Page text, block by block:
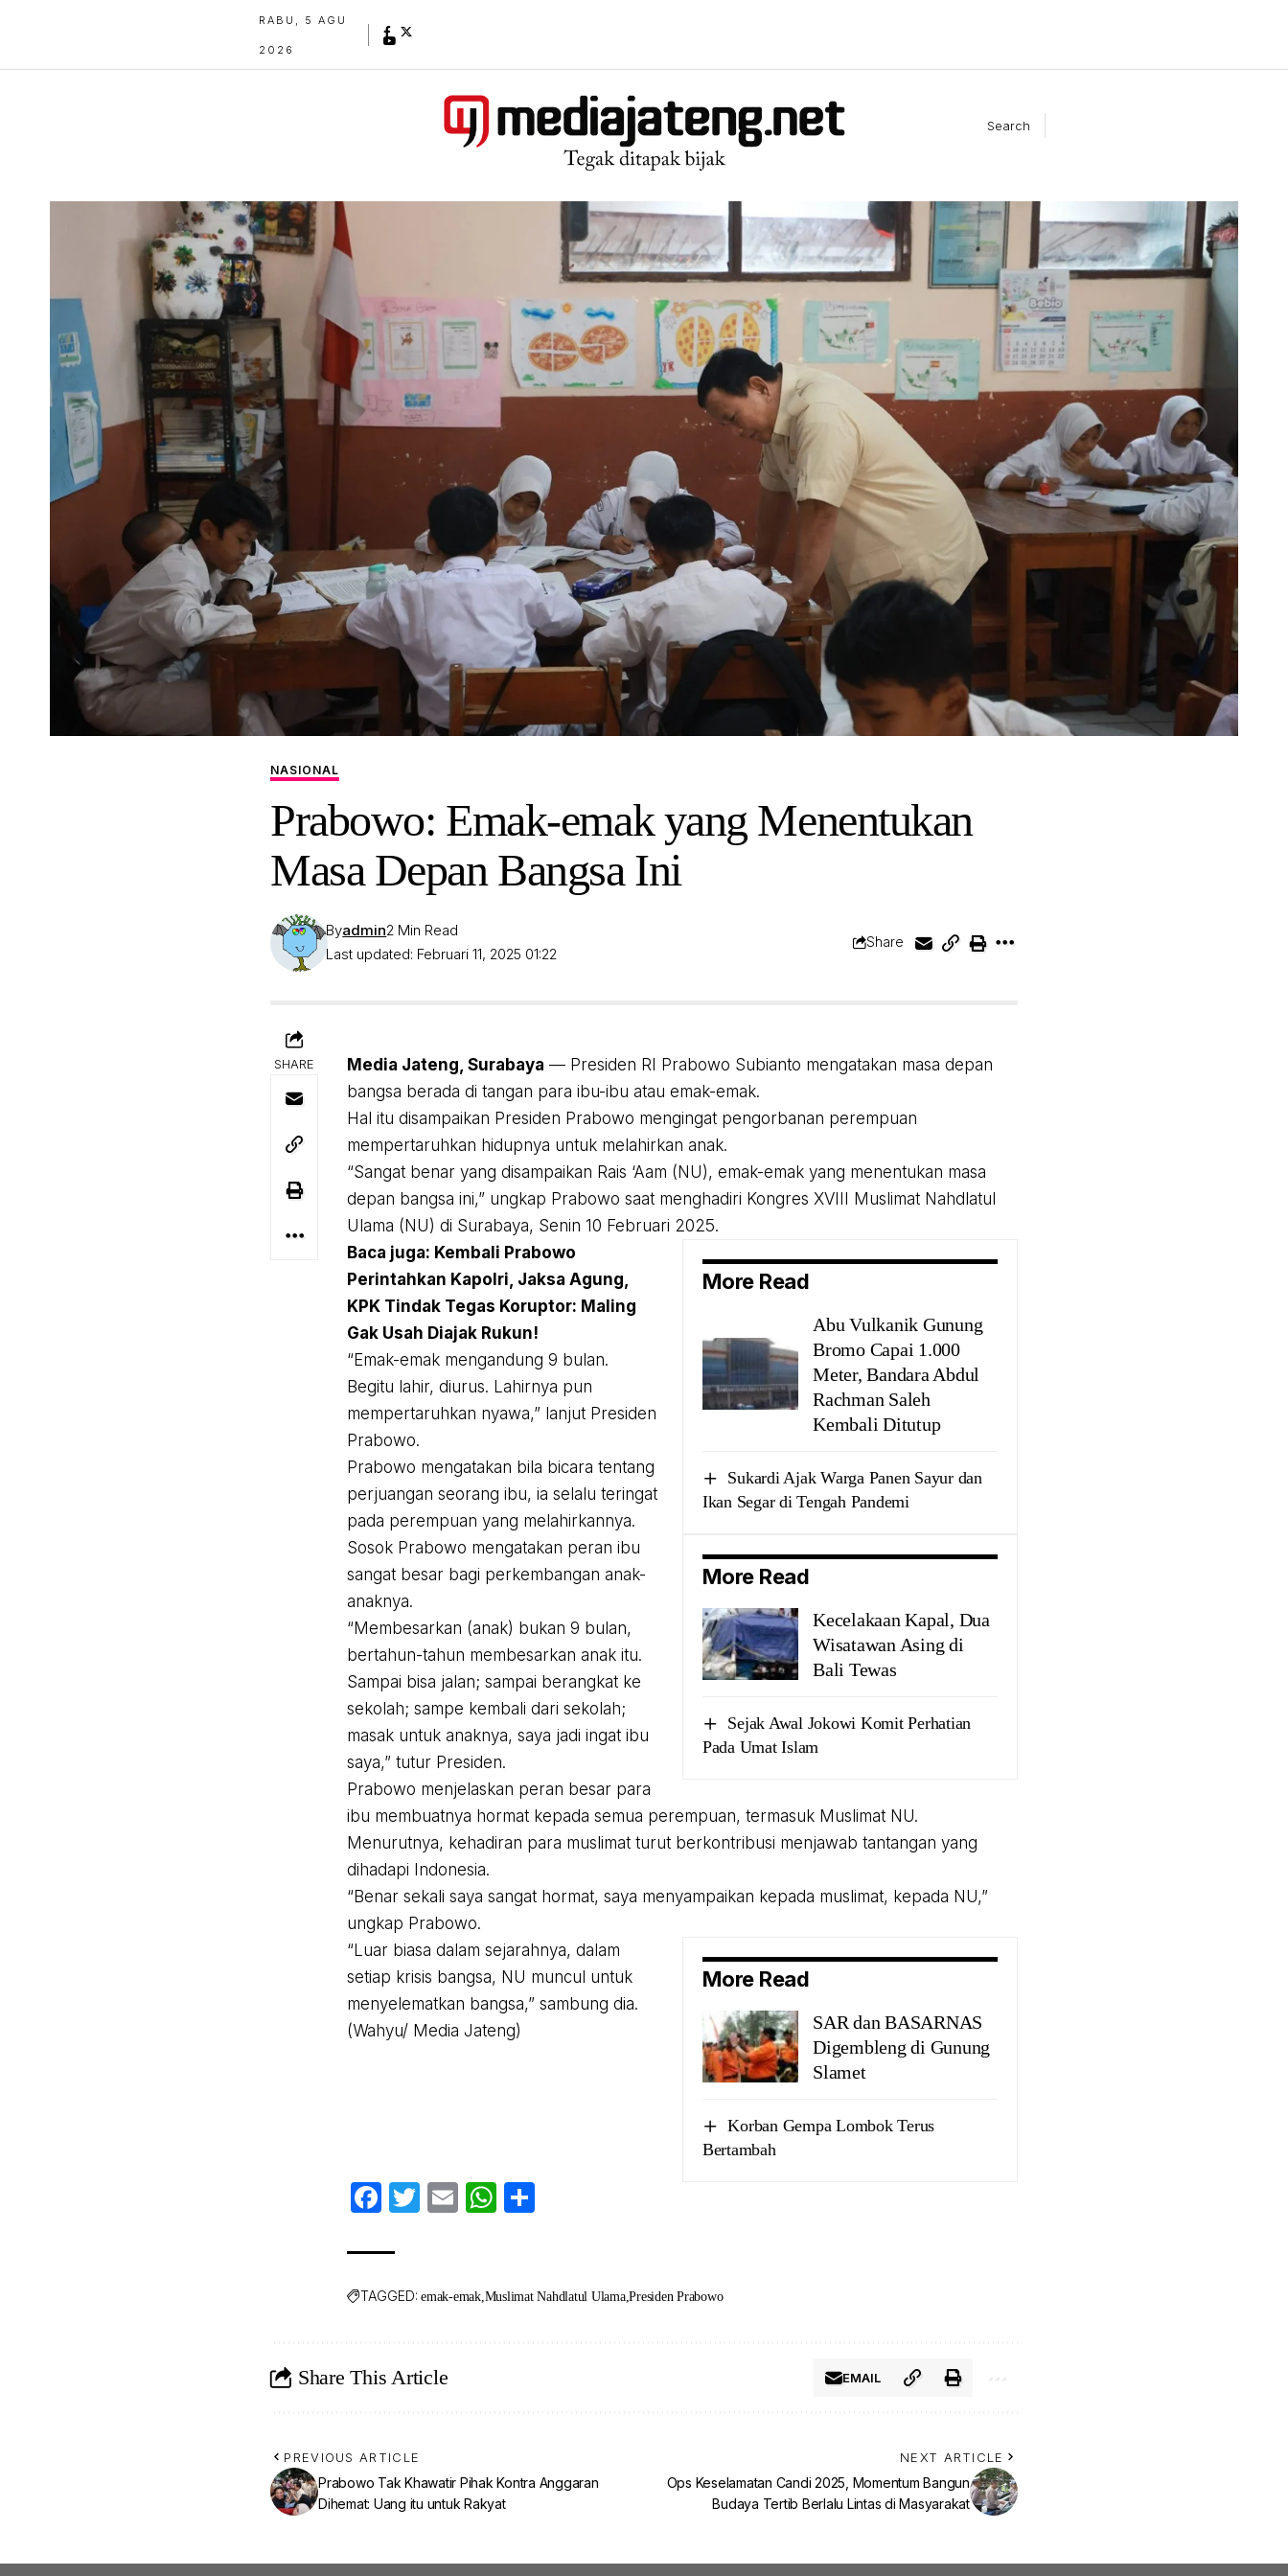
RABU, 5 AGU
2026
Search
NASIONAL
Prabowo: Emak-emak yang Menentukan
Masa Depan Bangsa Ini
Last updated: Februari 11, 2025 01:22
Byadmin2 Min Read
Share
SHARE Media Jateng, Surabaya — Presiden RI Prabowo Subianto mengatakan masa depan
bangsa berada di tangan para ibu-ibu atau emak-emak.
Hal itu disampaikan Presiden Prabowo mengingat pengorbanan perempuan
mempertaruhkan hidupnya untuk melahirkan anak.
“Sangat benar yang disampaikan Rais ‘Aam (NU), emak-emak yang menentukan masa
depan bangsa ini,” ungkap Prabowo saat menghadiri Kongres XVIII Muslimat Nahdlatul
Ulama (NU) di Surabaya, Senin 10 Februari 2025.
More Read
Abu Vulkanik Gunung
Bromo Capai 1.000
Meter, Bandara Abdul
Rachman Saleh
Kembali Ditutup
Sukardi Ajak Warga Panen Sayur dan
Ikan Segar di Tengah Pandemi
Baca juga: Kembali Prabowo
Perintahkan Kapolri, Jaksa Agung,
KPK Tindak Tegas Koruptor: Maling
Gak Usah Diajak Rukun!
“Emak-emak mengandung 9 bulan.
Begitu lahir, diurus. Lahirnya pun
mempertaruhkan nyawa,” lanjut Presiden
Prabowo.
More Read
Kecelakaan Kapal, Dua
Wisatawan Asing di
Bali Tewas
Sejak Awal Jokowi Komit Perhatian
Pada Umat Islam
Prabowo mengatakan bila bicara tentang
perjuangan seorang ibu, ia selalu teringat
pada perempuan yang melahirkannya.
Sosok Prabowo mengatakan peran ibu
sangat besar bagi perkembangan anak-
anaknya.
“Membesarkan (anak) bukan 9 bulan,
bertahun-tahun membesarkan anak itu.
Sampai bisa jalan; sampai berangkat ke
sekolah; sampe kembali dari sekolah;
masak untuk anaknya, saya jadi ingat ibu
saya,” tutur Presiden.
Prabowo menjelaskan peran besar para
ibu membuatnya hormat kepada semua perempuan, termasuk Muslimat NU.
Menurutnya, kehadiran para muslimat turut berkontribusi menjawab tantangan yang
dihadapi Indonesia.
“Benar sekali saya sangat hormat, saya menyampaikan kepada muslimat, kepada NU,”
ungkap Prabowo.
More Read
SAR dan BASARNAS
Digembleng di Gunung
Slamet
Korban Gempa Lombok Terus
Bertambah
“Luar biasa dalam sejarahnya, dalam
setiap krisis bangsa, NU muncul untuk
menyelematkan bangsa,” sambung dia.
(Wahyu/ Media Jateng)
Facebook
Twitter
EmailWhatsApp
TAGGED: emak-emak Muslimat Nahdlatul Ulama Presiden Prabowo
Share This Article EMAIL
PREVIOUS ARTICLE
Prabowo Tak Khawatir Pihak Kontra Anggaran
Dihemat: Uang itu untuk Rakyat
NEXT ARTICLE
Ops Keselamatan Candi 2025, Momentum Bangun
Budaya Tertib Berlalu Lintas di Masyarakat